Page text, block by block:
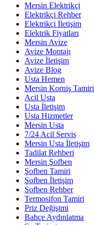
Mersin Elektrikçi
Elektrikçi Rehber
Elektrikçi İletişim
Elektrik Fiyatları
Mersin Avize
Avize Montajı
Avize İletişim
Avize Blog
Usta Hemen
Mersin Korniş Tamiri
Acil Usta
Usta İletişim
Usta Hizmetler
Mersin Usta
7/24 Acil Servis
Mersin Usta İletişim
Tadilat Rehberi
Mersin Şofben
Şofben Tamiri
Şofben İletişim
Şofben Rehber
Termosifon Tamiri
Priz Değişimi
Bahçe Aydınlatma